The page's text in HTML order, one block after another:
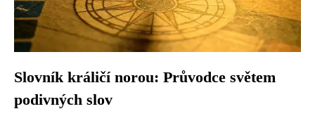
Slovník králičí norou: Průvodce světem
podivných slov